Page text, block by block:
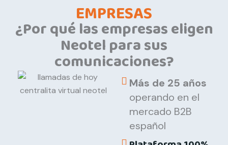
EMPRESAS
¿Por qué las empresas eligen
Neotel para sus
comunicaciones?
Más de 25 años
operando en el
mercado B2B
español